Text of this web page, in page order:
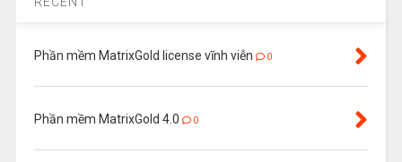
Phần mềm MatrixGold license vĩnh viễn 0
Phần mềm MatrixGold 4.0 0